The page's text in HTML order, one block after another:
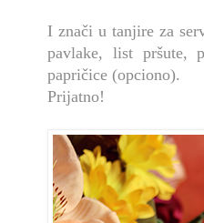
I znači u tanjire za
pavlake, list pršute,
papričice (opciono).
Prijatno!